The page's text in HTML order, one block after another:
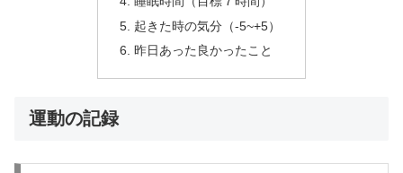
起きた時の気分（-5~+5）
昨日あった良かったこと
運動の記録